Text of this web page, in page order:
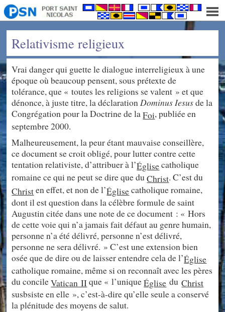
Relativisme religieux
Vrai danger qui guette le dialogue interreligieux à une
époque où beaucoup pensent, sous prétexte de
tolérance, que « toutes les religions se valent » et que
dénonce, à juste titre, la déclarationDominus Iesusde la
Congrégation pour la Doctrine de laFoi, publiée en
septembre 2000.
Malheureusement, la peur étant mauvaise conseillère,
ce document se croit obligé, pour lutter contre cette
tentation relativiste, d’attribuer à l’Églisecatholique
romaine ce qui ne peut se dire que duChrist. C’est du
Christen effet, et non de l’Églisecatholique romaine,
dont il est question dans la célèbre formule de saint
Augustin citée dans une note de ce document : « Hors
de cette voie qui n’a jamais fait défaut au genre humain,
personne n’a été délivré, personne n’est délivré,
personne ne sera délivré. » C’est une extension bien
osée que de dire ou de laisser entendre cela de l’Église
catholique romaine, même si on reconnaît avec les pères
du concileVatican IIque « l’uniqueÉglise duChrist
susbsiste en elle », c’est-à-dire qu’elle seule a conservé
la plénitude des moyens de salut.